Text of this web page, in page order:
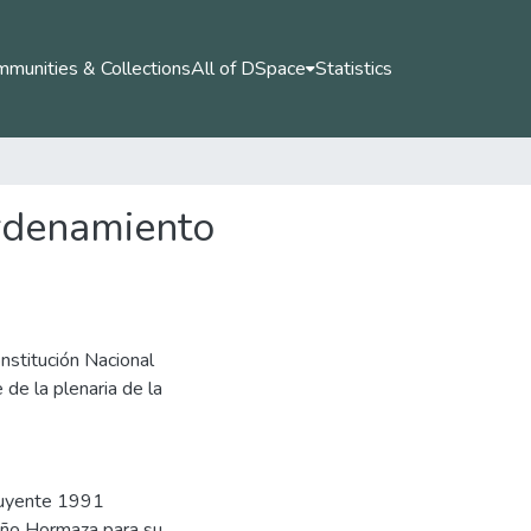
& CollectionsAll of DSpace Statistics
Nacional
la plenaria de la
1991